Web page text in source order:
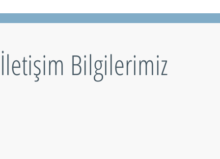
İletişim Bilgilerimiz